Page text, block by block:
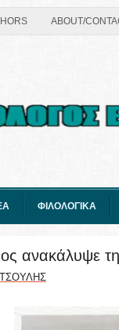
ABOUT/
ΦΙΛΟΛΟΓΙΚΑ
ανακάλυψε